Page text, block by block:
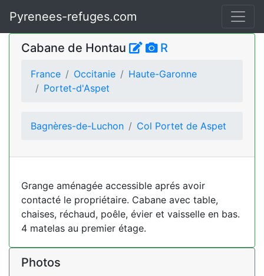
Pyrenees-refuges.com
Cabane de Hontau R
France Occitanie
Haute-Garonne
Portet-d'Aspet
Bagnères-de-Luchon Col Portet de Aspet
Grange aménagée accessible aprés avoir
contacté le propriétaire. Cabane avec table,
chaises, réchaud, poêle, évier et vaisselle en bas.
4 matelas au premier étage.
Photos